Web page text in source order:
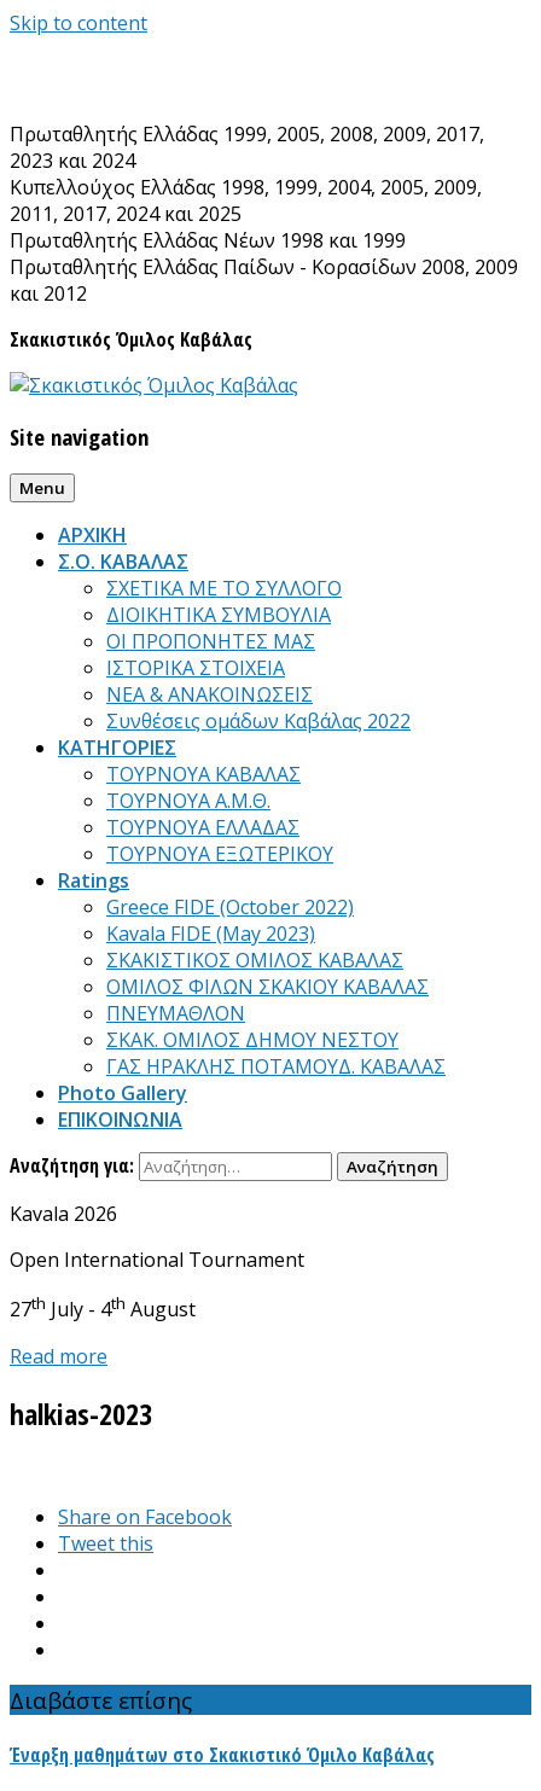
Skip to content
Πρωταθλητής Ελλάδας 1999, 2005, 2008, 2009, 2017,
2023 και 2024
Κυπελλούχος Ελλάδας 1998, 1999, 2004, 2005, 2009,
2011, 2017, 2024 και 2025
Πρωταθλητής Ελλάδας Νέων 1998 και 1999
Πρωταθλητής Ελλάδας Παίδων - Κορασίδων 2008, 2009
και 2012
Σκακιστικός Όμιλος Καβάλας
Site navigation
Menu
ΑΡΧΙΚΗ
Σ.Ο. ΚΑΒΑΛΑΣ
ΣΧΕΤΙΚΑ ΜΕ ΤΟ ΣΥΛΛΟΓΟ
ΔΙΟΙΚΗΤΙΚΑ ΣΥΜΒΟΥΛΙΑ
ΟΙ ΠΡΟΠΟΝΗΤΕΣ ΜΑΣ
ΙΣΤΟΡΙΚΑ ΣΤΟΙΧΕΙΑ
ΝΕΑ & ΑΝΑΚΟΙΝΩΣΕΙΣ
Συνθέσεις ομάδων Καβάλας 2022
ΚΑΤΗΓΟΡΙΕΣ
ΤΟΥΡΝΟΥΑ ΚΑΒΑΛΑΣ
ΤΟΥΡΝΟΥΑ Α.Μ.Θ.
ΤΟΥΡΝΟΥΑ ΕΛΛΑΔΑΣ
ΤΟΥΡΝΟΥΑ ΕΞΩΤΕΡΙΚΟΥ
Ratings
Greece FIDE (October 2022)
Kavala FIDE (May 2023)
ΣΚΑΚΙΣΤΙΚΟΣ ΟΜΙΛΟΣ ΚΑΒΑΛΑΣ
ΟΜΙΛΟΣ ΦΙΛΩΝ ΣΚΑΚΙΟΥ ΚΑΒΑΛΑΣ
ΠΝΕΥΜΑΘΛΟΝ
ΣΚΑΚ. ΟΜΙΛΟΣ ΔΗΜΟΥ ΝΕΣΤΟΥ
ΓΑΣ ΗΡΑΚΛΗΣ ΠΟΤΑΜΟΥΔ. ΚΑΒΑΛΑΣ
Photo Gallery
ΕΠΙΚΟΙΝΩΝΙΑ
Αναζήτηση για:
Kavala 2026
Open International Tournament
27th July - 4th August
Read more
halkias-2023
Share on Facebook
Tweet this
Διαβάστε επίσης
Έναρξη μαθημάτων στο Σκακιστικό Όμιλο Καβάλας